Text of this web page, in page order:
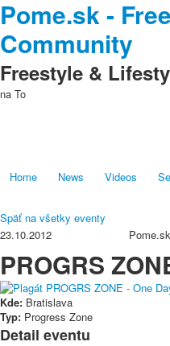
Pome.sk -
Community
Freestyle &
na To
Home News Videos
Späť na všetky eventy
23.10.2012
Pome.sk
PROGRS
Kde: Bratislava
Typ: Progress Zone
Detail eventu